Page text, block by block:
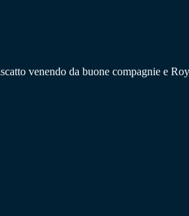
venendo da buone compagnie e